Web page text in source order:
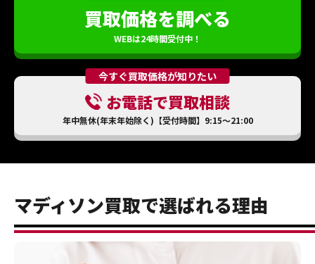
買取価格を調べる
WEBは24時間受付中！
今すぐ買取価格が知りたい
お電話で買取相談
年中無休(年末年始除く)【受付時間】9:15～21:00
マディソン買取で選ばれる理由